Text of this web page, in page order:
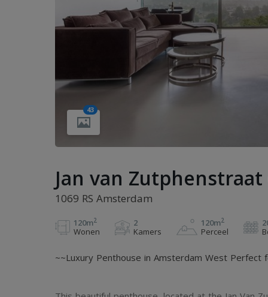
43
Jan van Zutphenstraat
1069 RS Amsterdam
120m2
Wonen
2
Kamers
120m2
Perceel
~~Luxury Penthouse in Amsterdam West Perfect